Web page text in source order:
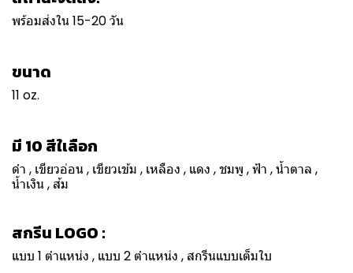
พร้อมส่งใน 15-20 วัน
ขนาด
11 oz.
มี 10 สีใเลือก
ดำ , เขียวอ่อน , เขียวเข้ม , เหลือง , แดง , ชมพู , ฟ้า , น้ำตาล ,
น้ำเงิน , ส้ม
สกรีน LOGO :
แบบ 1 ตำแหน่ง , แบบ 2 ตำแหน่ง , สกรีนแบบเต็มใบ